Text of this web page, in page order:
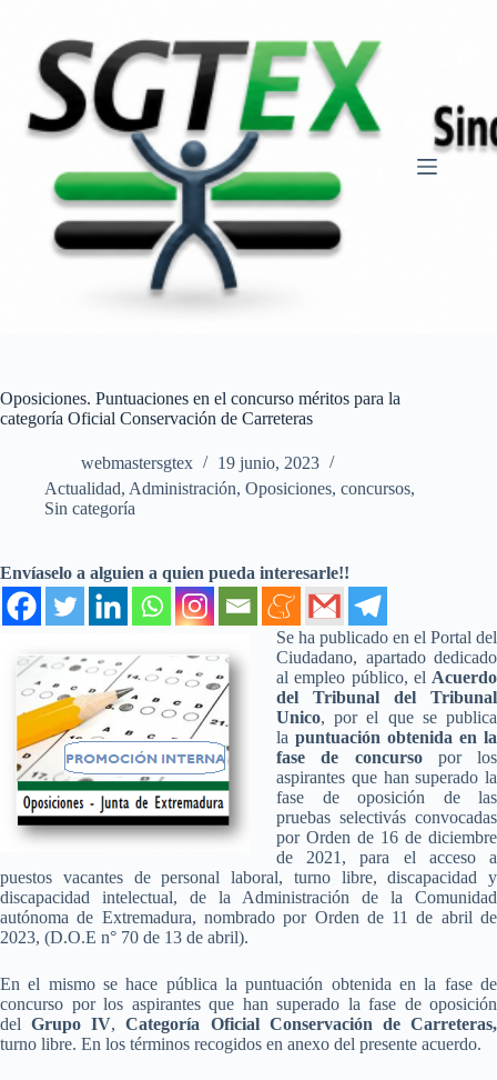
contenido
Oposiciones. Puntuaciones en el concurso méritos para la
categoría Oficial Conservación de Carreteras
webmastersgtex
19 junio, 2023
Actualidad, Administración, Oposiciones, concursos,
Sin categoría
Envíaselo a alguien a quien pueda interesarle!!
Se ha publicado en el Portal del
Ciudadano, apartado dedicado
al empleo público, el Acuerdo
del Tribunal del Tribunal
Unico, por el que se publica
la puntuación obtenida en la
fase de concursopor los
aspirantes que han superado la
fase de oposición de las
pruebas selectivás convocadas
por Orden de 16 de diciembre
de 2021, para el acceso a
puestos vacantes de personal laboral, turno libre, discapacidad y
discapacidad intelectual, de la Administración de la Comunidad
autónoma de Extremadura, nombrado por Orden de 11 de abril de
2023, (D.O.E n° 70 de 13 de abril).
En el mismo se hace pública la puntuación obtenida en la fase de
concurso por los aspirantes que han superado la fase de oposición
delGrupo IV,Categoría Oficial Conservación de Carreteras,
turno libre. En los términos recogidos en anexo del presente acuerdo.